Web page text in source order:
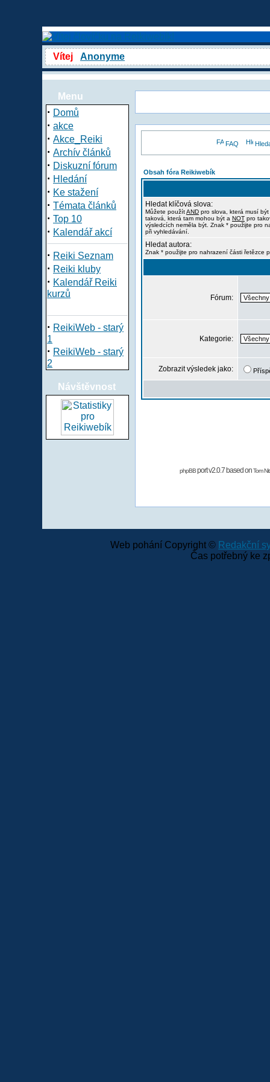
Vítej Anonyme
Menu
· Domů
· akce
· Akce_Reiki
· Archív článků
· Diskuzní fórum
· Hledání
· Ke stažení
· Témata článků
· Top 10
· Kalendář akcí
· Reiki Seznam
· Reiki kluby
· Kalendář Reiki
kurzů
· ReikiWeb - starý
1
· ReikiWeb - starý
2
Návštěvnost
FAQ
Obsah fóra Reikiwebík
Hledat klíčová slova:
Můžete použítAND pro slova, která musí
taková, která tam mohou být a NOT pro
výsledcích neměla být. Znak * použijte pro
při vyhledávání.
Hledat autora:
Znak * použijte pro nahrazení části řetězce
Fórum:
Kategorie:
Zobrazit výsledek jako:
phpBBport v2.0.7 based onTom
Web pohání Copyright © Redakční
Čas potřebný ke